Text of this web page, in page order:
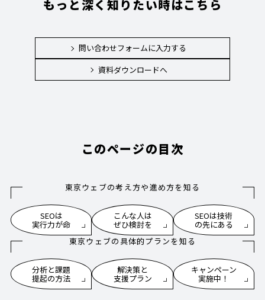
もっと深く知りたい時はこちら
問い合わせフォームに入力する
資料ダウンロードへ
このページの目次
東京ウェブの考え方や進め方を知る
SEOは
実行力が命
こんな人は
ぜひ検討を
SEOは技術
の先にある
東京ウェブの具体的プランを知る
分析と課題
提起の方法
解決策と
支援プラン
キャンペーン
実施中！